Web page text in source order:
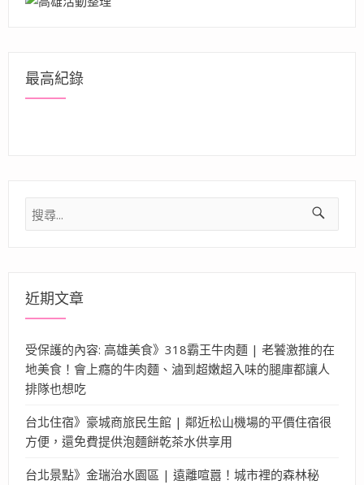
最高紀錄
搜
尋
近期文章
受保護的內容: 高雄美食》318霸王牛肉麵 | 老饕激推的在
地美食！會上癮的牛肉麵、滷到超嫩超入味的腿庫都讓人
排隊也想吃
台北住宿》豪城商旅民生館 | 鄰近松山機場的平價住宿很
方便，還免費提供泡麵餅乾茶水供享用
台北景點》金瑞治水園區 | 遠離喧囂！城市裡的森林秘